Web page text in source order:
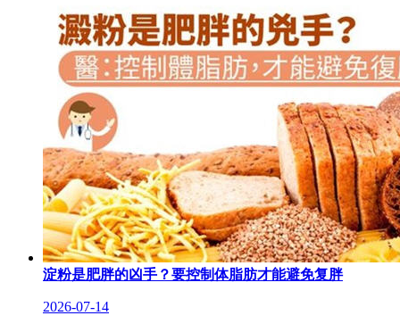
淀粉是肥胖的凶手？要控制体脂肪才能避免复胖
2026-07-14